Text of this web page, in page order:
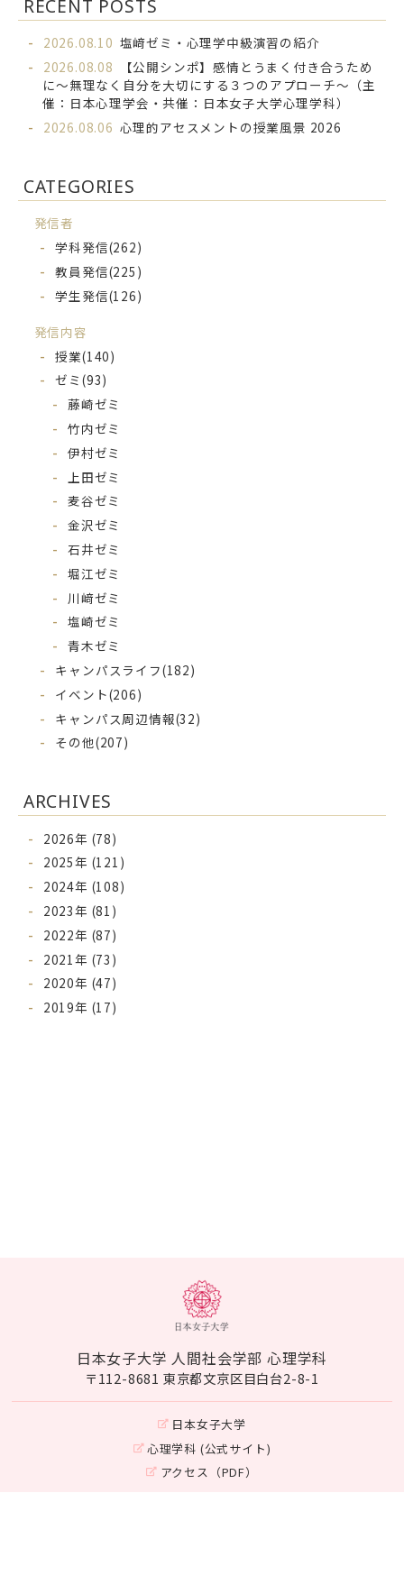
RECENT POSTS
2026.08.10 塩﨑ゼミ・心理学中級演習の紹介
2026.08.08
【公開シンポ】感情とうまく付き合うため
に～無理なく自分を大切にする３つのアプローチ～（主
催：日本心理学会・共催：日本女子大学心理学科）
2026.08.06 心理的アセスメントの授業風景 2026
CATEGORIES
発信者
学科発信(262)
教員発信(225)
学生発信(126)
発信内容
授業(140)
ゼミ(93)
藤崎ゼミ
竹内ゼミ
伊村ゼミ
上田ゼミ
麦谷ゼミ
金沢ゼミ
石井ゼミ
堀江ゼミ
川﨑ゼミ
塩崎ゼミ
青木ゼミ
キャンパスライフ(182)
イベント(206)
キャンパス周辺情報(32)
その他(207)
ARCHIVES
2026年 (78)
2025年 (121)
2024年 (108)
2023年 (81)
2022年 (87)
2021年 (73)
2020年 (47)
2019年 (17)
日本女子大学 人間社会学部 心理学科
〒112-8681 東京都文京区目白台2-8-1
日本女子大学
心理学科 (公式サイト)
アクセス（PDF）